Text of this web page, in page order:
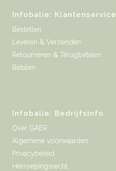
Infobalie: Klantenservice
Bestellen
Leveren & Verzenden
Retourneren & Terugbetalen
Betalen
Infobalie: Bedrijfsinfo
Over GAER
Algemene voorwaarden
Privacybeleid
Herroepingsrecht